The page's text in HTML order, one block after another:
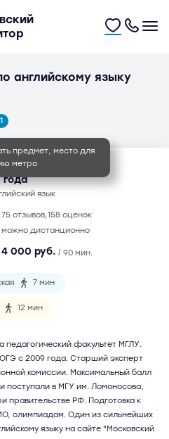
английскому языку
предмет, место для
метро
1
Степановна
года
язык
75 отзывов,158 оценок
можно дистанционно
4 000 руб. / 90 мин.
7 мин
12 мин
педагогический факультет МГЛУ.
ОГЭ с 2009 года. Старший эксперт
комиссии. Максимальный балл
поступали в МГУ им. Ломоносова,
РФ. Подготовка к
олимпиадам. Один из сильнейших
языку на сайте "Московский